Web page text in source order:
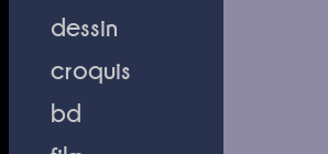
dessin
croquis
bd